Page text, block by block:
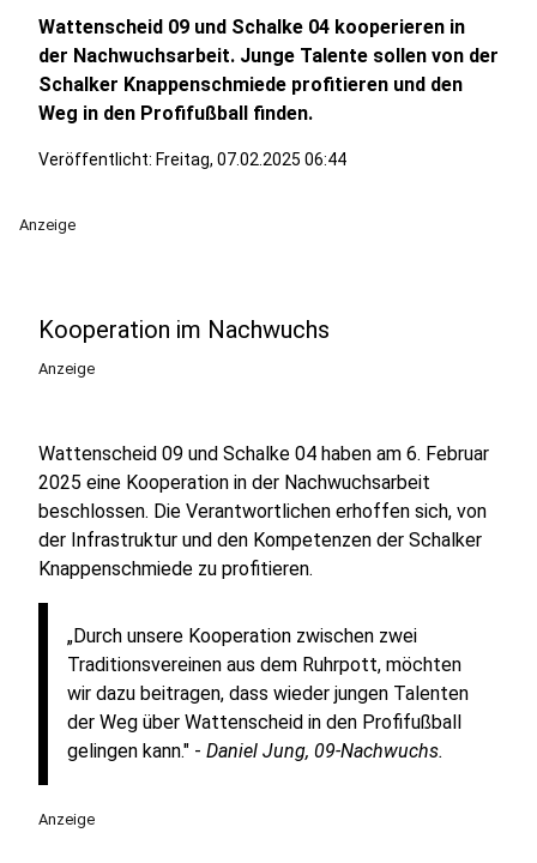
Wattenscheid 09 und Schalke 04 kooperieren in
der Nachwuchsarbeit. Junge Talente sollen von der
Schalker Knappenschmiede profitieren und den
Weg in den Profifußball finden.
Veröffentlicht: Freitag, 07.02.2025 06:44
Anzeige
Kooperation im Nachwuchs
Anzeige
Wattenscheid 09 und Schalke 04 haben am 6. Februar
2025 eine Kooperation in der Nachwuchsarbeit
beschlossen. Die Verantwortlichen erhoffen sich, von
der Infrastruktur und den Kompetenzen der Schalker
Knappenschmiede zu profitieren.
„Durch unsere Kooperation zwischen zwei
Traditionsvereinen aus dem Ruhrpott, möchten
wir dazu beitragen, dass wieder jungen Talenten
der Weg über Wattenscheid in den Profifußball
gelingen kann." - Daniel Jung, 09-Nachwuchs.
Anzeige